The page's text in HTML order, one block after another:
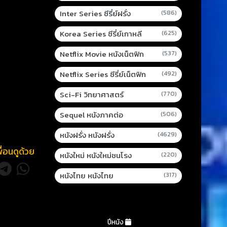
อนดูด้วย
Inter Series ซีรี่ย์ฝรั่ง (586)
Korea Series ซีรี่ย์เกาหลี (625)
Netflix Movie หนังเน็ตฟิก (537)
Netflix Series ซีรี่ย์เน็ตฟิก (492)
Sci-Fi วิทยาศาสตร์ (770)
Sequel หนังภาคต่อ (506)
หนังฝรั่ง หนังฝรั่ง (4629)
หนังใหม่ หนังใหม่ชนโรง (220)
หนังไทย หนังไทย (317)
ปีหนัง